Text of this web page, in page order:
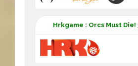
Hrkgame : Orcs Must Die!